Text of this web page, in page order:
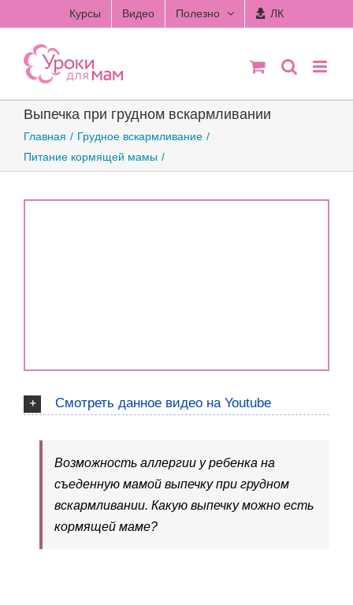
to
content
Курсы Видео Полезно ЛК
Выпечка при грудном вскармливании
Главная
Грудное вскармливание
Питание кормящей мамы
Смотреть данное видео на Youtube
Возможность аллергии у ребенка на
съеденную мамой выпечку при грудном
вскармливании. Какую выпечку можно есть
кормящей маме?